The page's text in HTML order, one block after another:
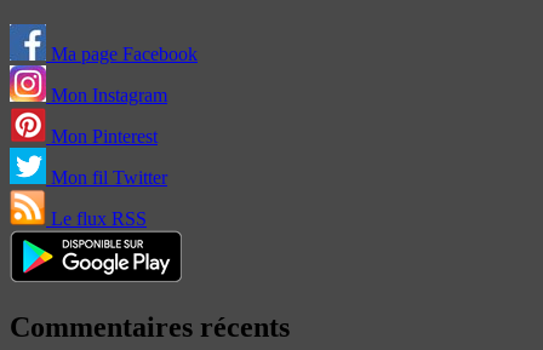
Ma page Facebook
Mon Instagram
Mon Pinterest
Mon fil Twitter
Le flux RSS
Commentaires récents